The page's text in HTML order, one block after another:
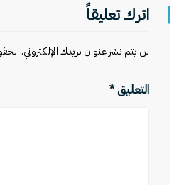
اترك تعليقاً
لن يتم نشر عنوان بريدك الإلكتروني.
التعليق*